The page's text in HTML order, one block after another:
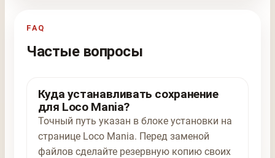
FAQ
Частые вопросы
Куда устанавливать сохранение
для Loco Mania?
Точный путь указан в блоке установки на
странице Loco Mania. Перед заменой
файлов сделайте резервную копию своих